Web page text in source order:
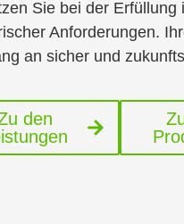
Sie bei der Erfüllung
Anforderungen.
an sicher und
den